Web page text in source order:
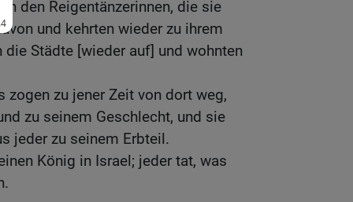
den Reigentänzerinnen, die sie
und kehrten wieder zu ihrem
Städte [wieder auf] und wohnten
zogen zu jener Zeit von dort weg,
zu seinem Geschlecht, und sie
jeder zu seinem Erbteil.
König in Israel; jeder tat, was